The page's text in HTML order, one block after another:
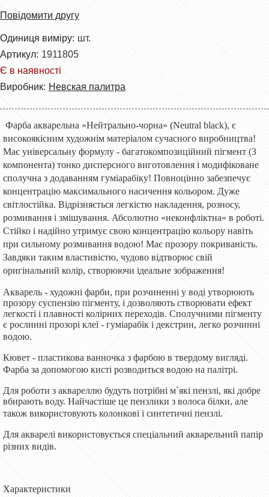
Повідомити другу
Одиниця виміру: шт.
Артикул: 1911805
Є в наявності
Виробник: Невская палитра
Фарба акварельна «Нейтрально-чорна» (Neutral black), є
високоякісним художнім матеріалом сучасного виробництва!
Має універсальну формулу - багатокомпозиційний пігмент (3
компонента) тонко дисперсного виготовлення і модифіковане
сполучна з додаванням гуміарабіку! Повноцінно забезпечує
концентрацію максимального насичення кольором. Дуже
світлостійка. Відрізняється легкістю накладення, розносу,
розмивання і змішування. Абсолютно «неконфліктна» в роботі.
Стійко і надійно утримує свою концентрацію кольору навіть
при сильному розмивання водою! Має прозору покриваність.
Завдяки таким властивістю, чудово відтворює свій
оригінальний колір, створюючи ідеальне зображення!
Акварель - художні фарби, при розчиненні у воді утворюють
прозору суспензію пігменту, і дозволяють створювати ефект
легкості і плавності колірних переходів. Сполучними пігменту
є рослинні прозорі клеї - гуміарабік і декстрин, легко розчинні
водою.
Кювет - пластикова ванночка з фарбою в твердому вигляді.
Фарба за допомогою кисті розводиться водою на палітрі.
Для роботи з аквареллю будуть потрібні м`які пензлі, які добре
вбирають воду. Найчастіше це пензлики з волоса білки, але
також використовують колонкові і синтетичні пензлі.
Для акварелі використовується спеціальний акварельний папір
різних видів.
Характеристики